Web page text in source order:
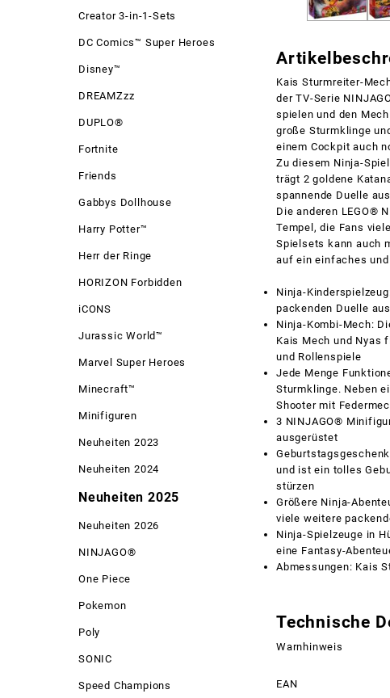
Creator 3-in-1-Sets
DC Comics™ Super Heroes
Disney™
DREAMZzz
DUPLO®
Fortnite
Friends
Gabbys Dollhouse
Harry Potter™
Herr der Ringe
HORIZON Forbidden
iCONS
Jurassic World™
Marvel Super Heroes
Minecraft™
Minifiguren
Neuheiten 2023
Neuheiten 2024
Neuheiten 2025
Neuheiten 2026
NINJAGO®
One Piece
Pokemon
Poly
SONIC
Speed Champions
Kais Sturmreiter-
der TV-Serie
spielen und den
große Sturmklinge
einem Cockpit auch
Zu diesem Ninja-
trägt 2 goldene
spannende Duelle
Die anderen LEGO®
Tempel, die Fans
Spielsets kann auch
auf ein einfaches
Ninja-
packenden Duelle
Ninja-Kombi-Mech:
Kais Mech und Nyas
und Rollenspiele
Jede Menge
Sturmklinge. Neben
Shooter mit
3 NINJAGO®
ausgerüstet
und ist ein tolles
stürzen
Größere Ninja-
viele weitere
Ninja-Spielzeuge in
eine Fantasy-
Abmessungen: Kais
Technische
Warnhinweis
EAN